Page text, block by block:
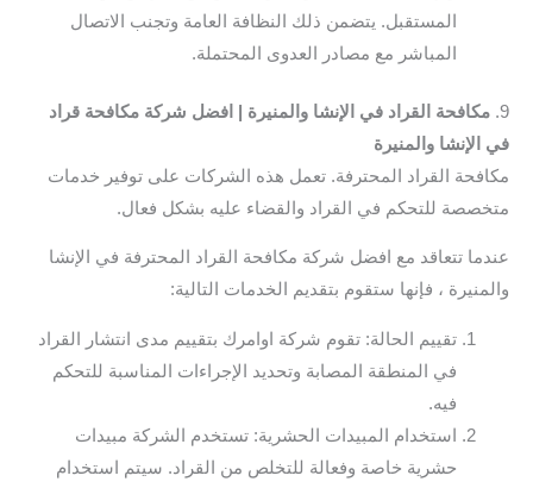
المستقبل. يتضمن ذلك النظافة العامة وتجنب الاتصال
المباشر مع مصادر العدوى المحتملة.
9. مكافحة القراد في الإنشا والمنيرة | افضل شركة مكافحة قراد
في الإنشا والمنيرة
مكافحة القراد المحترفة. تعمل هذه الشركات على توفير خدمات
متخصصة للتحكم في القراد والقضاء عليه بشكل فعال.
عندما تتعاقد مع افضل شركة مكافحة القراد المحترفة في الإنشا
والمنيرة ، فإنها ستقوم بتقديم الخدمات التالية:
تقييم الحالة: تقوم شركة اوامرك بتقييم مدى انتشار القراد
في المنطقة المصابة وتحديد الإجراءات المناسبة للتحكم
فيه.
استخدام المبيدات الحشرية: تستخدم الشركة مبيدات
حشرية خاصة وفعالة للتخلص من القراد. سيتم استخدام